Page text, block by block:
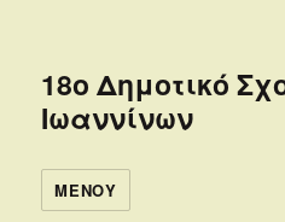
18ο Δημοτικό
Ιωαννίνων
ΜΕΝΟΎ